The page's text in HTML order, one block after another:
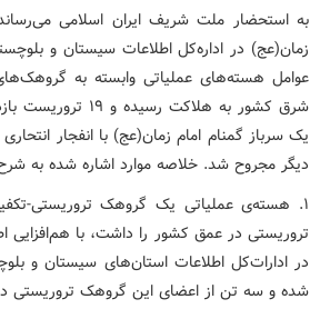
به‌ استحضار ملت شریف ایران اسلامی
عوامل هسته‌های عملیاتی وابسته به
شرق کشور به
یک سرباز گمنام امام زمان(عج) با انفجار
دیگر مجروح شد. خلاصه موارد اشاره شده به
۱. هسته‌ی عملیاتی یک گروهک تروریستی-
تروریستی در عمق کشور را داشت، با هم‌افزایی
در ادارات‌کل اطلاعات استان‌های سیستان و
شده و سه تن از اعضای این گروهک تروریستی